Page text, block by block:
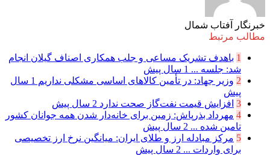
خبرنگار آفتاب شمال
مطالب مرتبط
1 باهدف تشریک مساعی و جلب همکاری اصناف گیلان انجام
شد: جلسه ... 1 سال پیش
2 وزیر جهاد: در تأمین کالاهای اساسی مشکلی نداریم
1 سال
پیش
3 افزایش قیمت نفت‌گاز صحت ندارد 2 سال پیش
4 مهرداد بذرپاش: زمین برای خانه‌دار شدن همه جوانان کشور
تامین شده ... 2 سال پیش
5 مرکز مبادله ارز و طلای ایران: میانگین نرخ ارز تخصیصی
برای واردات ... 2 سال پیش